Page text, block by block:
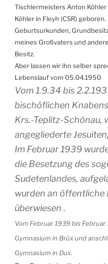
Tischlermeisters Anton
Köhler in Fleyh (CSR)
Geburtsurkunden,
meines Großvaters und
Besitz.
Aber lassen wir ihn selber
Lebenslauf vom 05.04.1950
Vom 1.9.34 bis
bischöflichen
Krs.-Teplitz-Schönau,
angegliederte
Im Februar 1939
die Besetzung des
Sudetenlandes,
wurden an öffentliche
überwiesen .
Vom Februar 1939 bis
Gymnasium in Brüx und
Gymnasium in Dux.